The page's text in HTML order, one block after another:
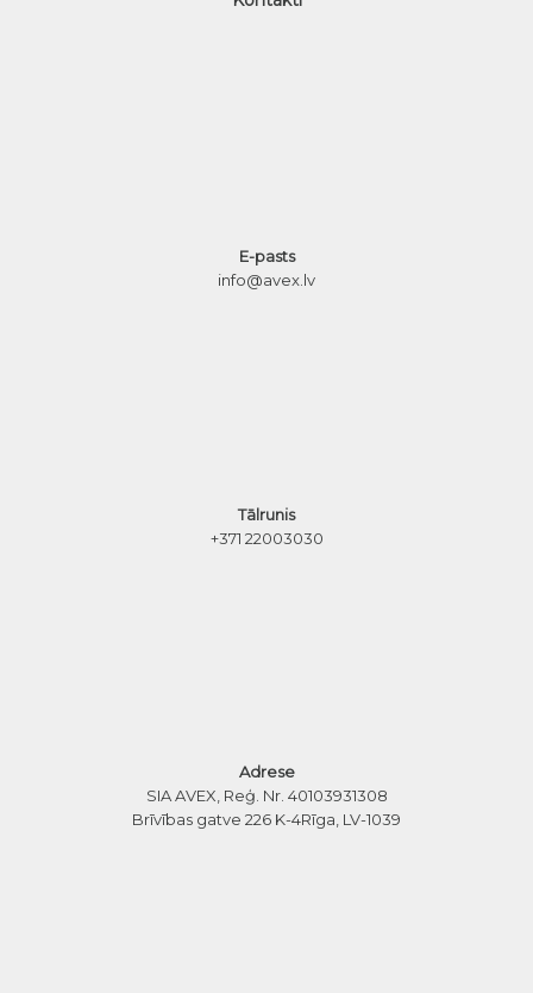
E-pasts
info@avex.lv
Tālrunis
+371 22003030
Adrese
SIA AVEX, Reģ. Nr. 40103931308
Brīvības gatve 226 K-4Rīga, LV-1039